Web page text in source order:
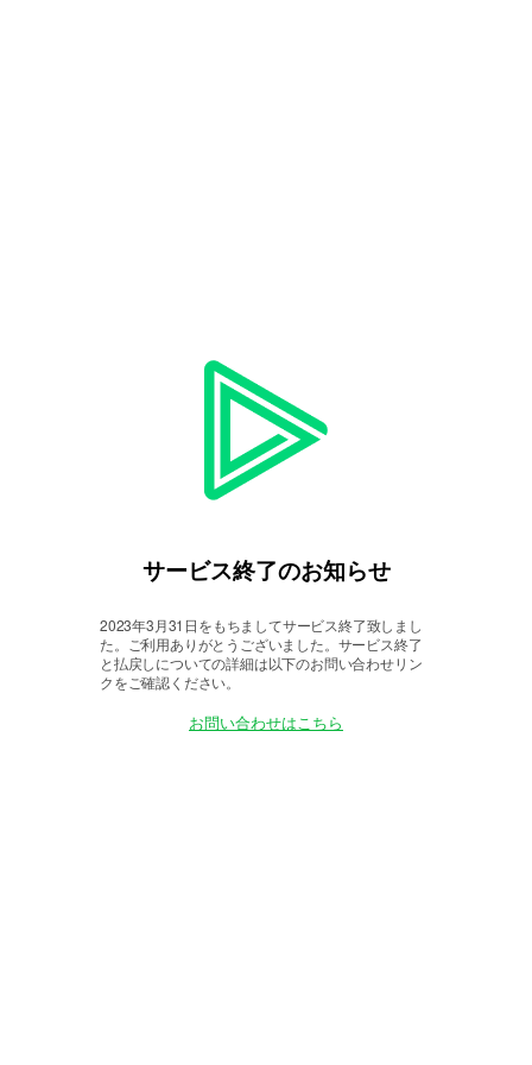
サービス終了のお知らせ
2023年3月31日をもちましてサービス終了致しまし
た。
ご利用ありがとうございました。サービス終了
と払戻しについての詳細は以下のお問い合わせリン
クをご確認ください。
お問い合わせはこちら